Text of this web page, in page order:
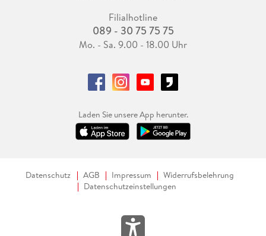
Filialhotline
089 - 30 75 75 75
Mo. - Sa. 9.00 - 18.00 Uhr
Laden Sie unsere App herunter.
Datenschutz AGB Impressum
Widerrufsbelehrung
Datenschutzeinstellungen